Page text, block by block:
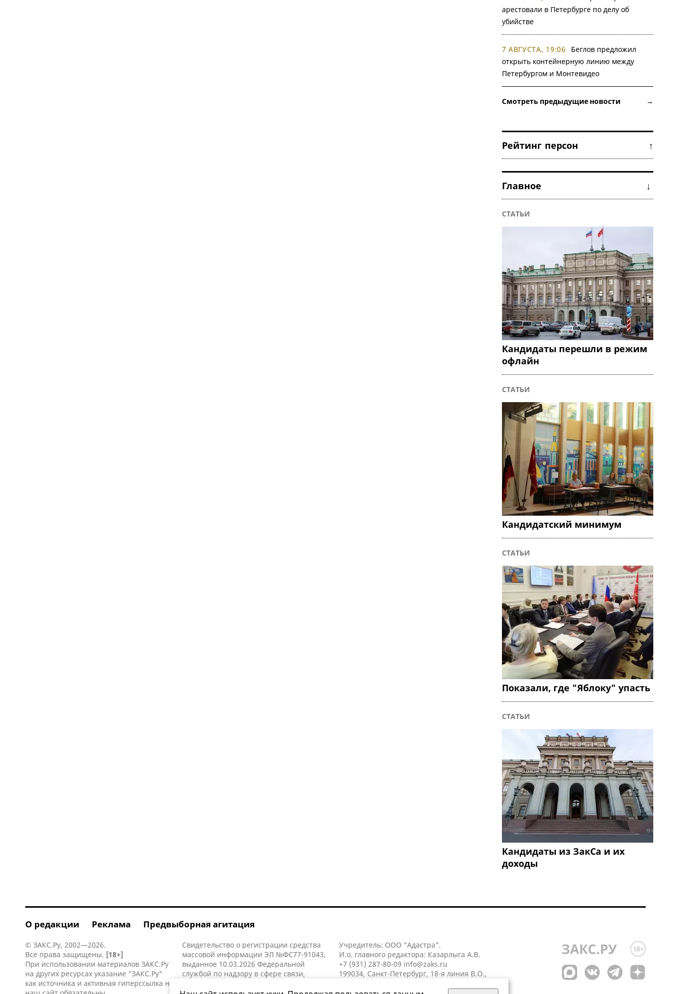
арестовали в Петербурге по делу об
убийстве
7 АВГУСТА, 19:06
Беглов предложил
открыть контейнерную линию между
Петербургом и Монтевидео
Смотреть предыдущие новости →
Рейтинг персон ↑
Главное ↓
СТАТЬИ
Кандидаты перешли в режим
офлайн
СТАТЬИ
Кандидатский минимум
СТАТЬИ
Показали, где "Яблоку" упасть
СТАТЬИ
Кандидаты из ЗакСа и их
доходы
О редакции Реклама Предвыборная агитация
© ЗАКС.Ру, 2002—2026.
Все права защищены. [18+]
При использовании материалов ЗАКС.Ру
на других ресурсах указание "ЗАКС.Ру"
как источника и активная гиперссылка на
Свидетельство о регистрации средства
массовой информации ЭЛ №ФС77-91043,
выданное 10.03.2026 Федеральной
службой по надзору в сфере связи,
Учредитель: ООО "Адастра".
И.о. главного редактора: Казарлыга А.В.
+7 (931) 287-80-09 info@zaks.ru
199034, Санкт-Петербург, 18-я линия В.О.,